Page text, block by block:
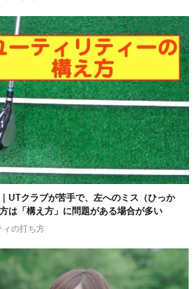
UTクラブが苦手で、左へのミス（ひっか
は「構え方」に問題がある場合が多い
ィの打ち方